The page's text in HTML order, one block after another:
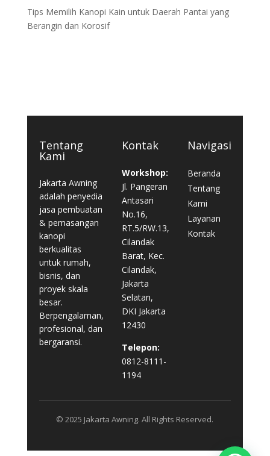
Tips Memilih Kanopi Kain untuk Daerah Pantai yang
Berangin dan Korosif
Tentang
Kami
Jakarta Awning
adalah penyedia
jasa pembuatan
& pemasangan
kanopi
berkualitas
untuk rumah,
bisnis, dan
proyek skala
besar.
Berpengalaman,
profesional, dan
bergaransi.
Kontak
Workshop:
Jl. Pangeran
Antasari
No.16,
RT.5/RW.13,
Cilandak
Barat, Kec.
Cilandak,
Jakarta
Selatan,
DKI Jakarta
12430
Telepon:
0812-8111-
1194
Navigasi
Beranda
Tentang
Kami
Layanan
Kontak
© 2025 Jakarta Awning. All Rights Reserved.